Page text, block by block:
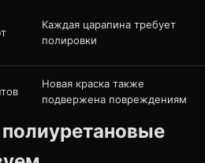
Каждая царапина требует
полировки
Новая краска также
подвержена повреждениям